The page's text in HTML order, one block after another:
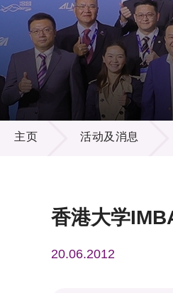
活动及消息
主页 活动及消息
香港大学
20.06.2012